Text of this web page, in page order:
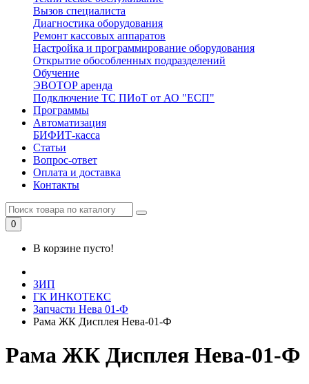
Вызов специалиста
Диагностика оборудования
Ремонт кассовых аппаратов
Настройка и программирование оборудования
Открытие обособленных подразделений
Обучение
ЭВОТОР аренда
Подключение ТС ПИоТ от АО "ЕСП"
Программы
Автоматизация
БИФИТ-касса
Статьи
Вопрос-ответ
Оплата и доставка
Контакты
0
В корзине пусто!
ЗИП
ГК ИНКОТЕКС
Запчасти Нева 01-Ф
Рама ЖК Дисплея Нева-01-Ф
Рама ЖК Дисплея Нева-01-Ф